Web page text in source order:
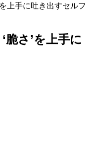
上手に吐き出すセルフ
脆さ’を上手に